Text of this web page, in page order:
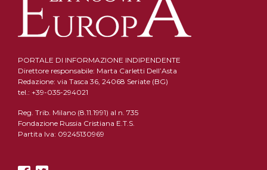
PORTALE DI INFORMAZIONE INDIPENDENTE
Direttore responsabile: Marta Carletti Dell’Asta
Redazione: via Tasca 36, 24068 Seriate (BG)
tel.: +39-035-294021
Reg. Trib. Milano (8.11.1991) al n. 735
Fondazione Russia Cristiana E.T.S.
Partita Iva: 09245130969